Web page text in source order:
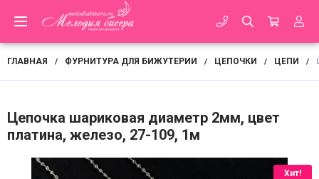
ГЛАВНАЯ / ФУРНИТУРА ДЛЯ БИЖУТЕРИИ / ЦЕПОЧКИ / ЦЕПИ /
Цепочка шариковая диаметр 2мм, цвет
платина, железо, 27-109, 1м
Хит!